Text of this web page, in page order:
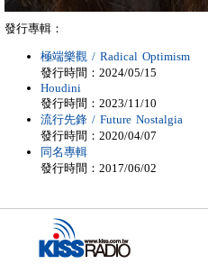
發行專輯：
極端樂觀 / Radical Optimism
發行時間：2024/05/15
Houdini
發行時間：2023/11/10
流行先鋒 / Future Nostalgia
發行時間：2020/04/07
同名專輯
發行時間：2017/06/02